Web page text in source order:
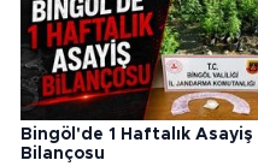
Bingöl'de 1 Haftalık Asayiş
Bilançosu